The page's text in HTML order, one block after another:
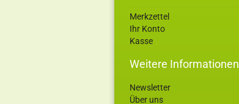
Merkzettel
Ihr Konto
Kasse
Weitere Informationen
Newsletter
Über uns